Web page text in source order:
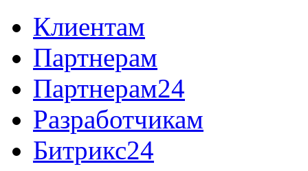
Клиентам
Партнерам
Партнерам24
Разработчикам
Битрикс24